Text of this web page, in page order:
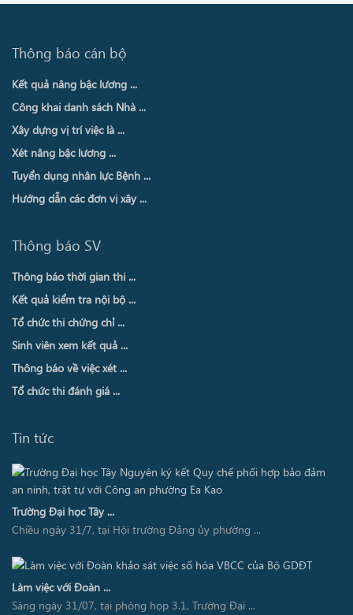
Thông báo cán bộ
Kết quả nâng bậc lương ...
Công khai danh sách Nhà ...
Xây dựng vị trí việc là ...
Xét nâng bậc lương ...
Tuyển dụng nhân lực Bệnh ...
Hướng dẫn các đơn vị xây ...
Thông báo SV
Thông báo thời gian thi ...
Kết quả kiểm tra nội bộ ...
Tổ chức thi chứng chỉ ...
Sinh viên xem kết quả ...
Thông báo về việc xét ...
Tổ chức thi đánh giá ...
Tin tức
Trường Đại học Tây ...
Chiều ngày 31/7, tại Hội trường Đảng ủy phường ...
Làm việc với Đoàn ...
Sáng ngày 31/07, tại phòng họp 3.1, Trường Đại ...